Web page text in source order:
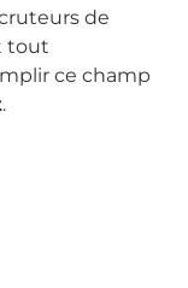
de
tout
ce champ
.